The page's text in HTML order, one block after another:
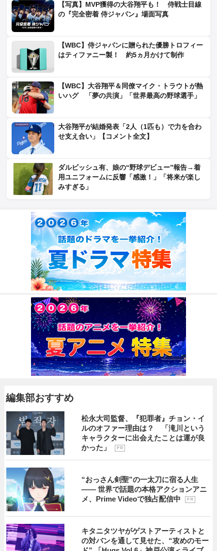
【写真】MVP獲得の大谷翔平も！ 侍戦士目線
の『完全密着 侍ジャパン』場面写真
【WBC】侍ジャパンに贈られた優勝トロフィー
はティファニー製！ 約5ヵ月かけて制作
【WBC】大谷翔平＆同僚マイク・トラウトが熱
いハグ 「夢の共演」「世界最高の野球選手」
大谷翔平が結婚発表「2人（1匹も）で力を合わ
せ支え合い」【コメント全文】
ダルビッシュ有、娘の“野球デビュー”報告→着
用ユニフォームに反響「感激！」「将来が楽し
みすぎる」
編集部おすすめ
松永大司監督、『犯罪者』チョン・イ
ルのオファー理由は？ 「滝川という
キャラクターに出会えたことは運が良
かった」
P R
“おっさん剣聖”の一太刀に宿る人生
―― 世界で話題の本格アクションアニ
メ、Prime Videoで独占配信中
P R
キタニタツヤがゲストアーティストと
の対バンを通して見せた、“攻めのモー